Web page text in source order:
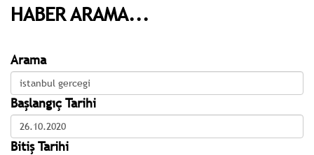
HABER ARAMA...
Arama
Başlangıç Tarihi
Bitiş Tarihi